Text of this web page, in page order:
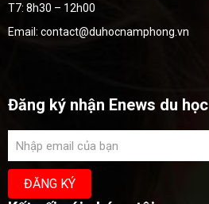
T7: 8h30 – 12h00
Email: contact@duhocnamphong.vn
Đăng ký nhận Enews du học